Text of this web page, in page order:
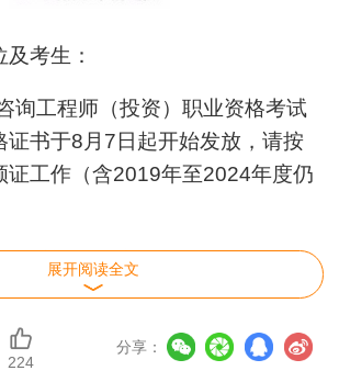
考生：
工程师（投资）职业资格考试
证书于8月7日起开始发放，请按
证工作（含2019年至2024年度仍
时间2025年8月7日-9月10日
上午9：30-11：30；下午14：30-
展开阅读全文
224
分享：